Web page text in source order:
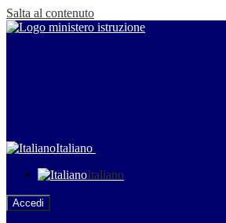
Salta al contenuto
Italiano
Italiano
Accedi